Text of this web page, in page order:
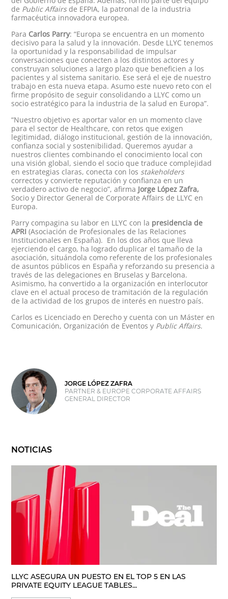
de Public Affairsde EFPIA, la patronal de la industria
farmacéutica innovadora europea.
Para Carlos Parry: “Europa se encuentra en un momento
decisivo para la salud y la innovación. Desde LLYC tenemos
la oportunidad y la responsabilidad de impulsar
conversaciones que conecten a los distintos actores y
construyan soluciones a largo plazo que beneficien a los
pacientes y al sistema sanitario. Ese será el eje de nuestro
trabajo en esta nueva etapa. Asumo este nuevo reto con el
firme propósito de seguir consolidando a LLYC como un
socio estratégico para la industria de la salud en Europa”.
“Nuestro objetivo es aportar valor en un momento clave
para el sector de Healthcare, con retos que exigen
legitimidad, diálogo institucional, gestión de la innovación,
confianza social y sostenibilidad. Queremos ayudar a
nuestros clientes combinando el conocimiento local con
una visión global, siendo el socio que traduce complejidad
en estrategias claras, conecta con los stakeholders
correctos y convierte reputación y confianza en un
verdadero activo de negocio”, afirma Jorge López Zafra,
Socio y Director General de Corporate Affairs de LLYC en
Europa.
Parry compagina su labor en LLYC con la presidencia de
APRI (Asociación de Profesionales de las Relaciones
Institucionales en España). En los dos años que lleva
ejerciendo el cargo, ha logrado duplicar el tamaño de la
asociación, situándola como referente de los profesionales
de asuntos públicos en España y reforzando su presencia a
través de las delegaciones en Bruselas y Barcelona.
Asimismo, ha convertido a la organización en interlocutor
clave en el actual proceso de tramitación de la regulación
de la actividad de los grupos de interés en nuestro país.
Carlos es Licenciado en Derecho y cuenta con un Máster en
Comunicación, Organización de Eventos y Public Affairs.
JORGE LÓPEZ ZAFRA
PARTNER & EUROPE CORPORATE AFFAIRS
GENERAL DIRECTOR
NOTICIAS
LLYC ASEGURA UN PUESTO EN EL TOP 5 EN LAS
PRIVATE EQUITY LEAGUE TABLES...